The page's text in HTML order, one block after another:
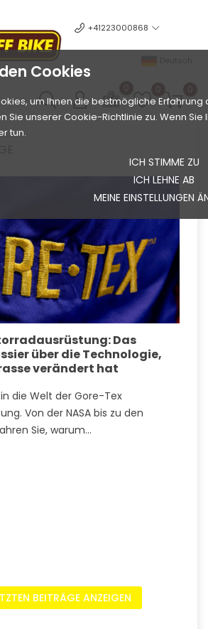
Cookies
um Ihnen die bestmögliche
Sie unserer Cookie-Richtlinie zu. Wenn
tun.
ICH STIMME ZU
ICH LEHNE AB
MEINE EINSTELLUNGEN
+41223000868
Das
über die Technologie,
verändert hat
die Welt der Gore-Tex
Von der NASA bis zu den
Sie, warum...
BEITRÄGE ANZEIGEN